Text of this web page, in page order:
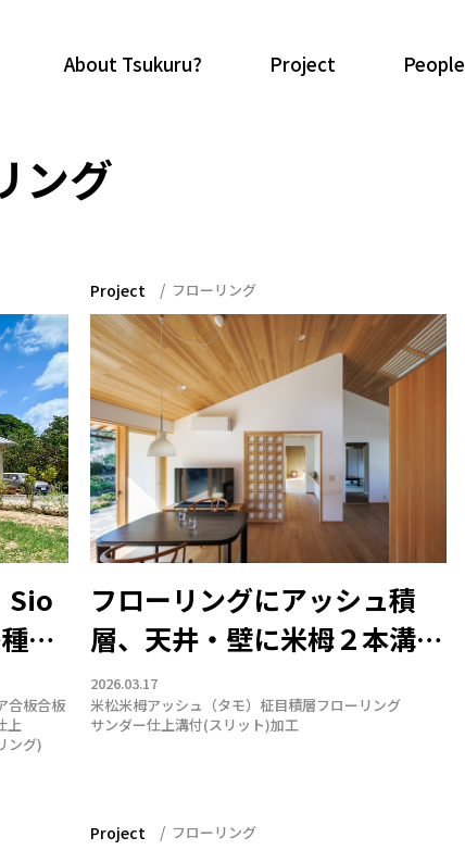
About Tsukuru? Project People
ング
Sio
木
合板合板
上
ング)
Project フローリング
フローリングにアッシュ積
層、天井・壁に米栂２本溝と
米松のパネリング
2026.03.17
米松米栂アッシュ（タモ） 柾目積層フローリング
サンダー仕上溝付(スリット)加工
Project フローリング